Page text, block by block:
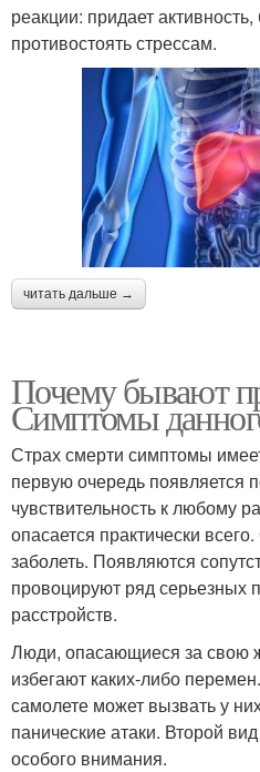
реакции: придает
противостоять стрессам.
читать дальше →
Почему бывают
Симптомы
Страх смерти симптомы
первую очередь появляется
чувствительность к любому
опасается практически
заболеть. Появляются
провоцируют ряд серьезных
расстройств.
Люди, опасающиеся за свою
избегают каких-либо
самолете может вызвать у
панические атаки. Второй
особого внимания.